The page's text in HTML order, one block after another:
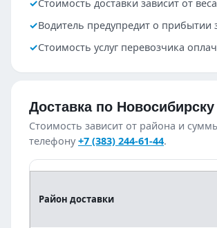
✓︎Водитель предупредит о прибытии
✓︎Стоимость услуг перевозчика
Доставка по
Стоимость зависит от района и
телефону+7 (383) 244-61-44.
Район доставки